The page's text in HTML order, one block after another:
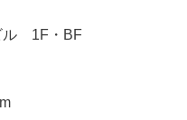
ル 1F・BF